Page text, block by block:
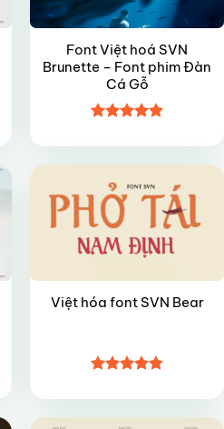
Font Việt hoá SVN
Brunette – Font phim Đàn
Cá Gỗ
hạng4.95
sao
Việt hóa font SVN Bear
hạng4.85